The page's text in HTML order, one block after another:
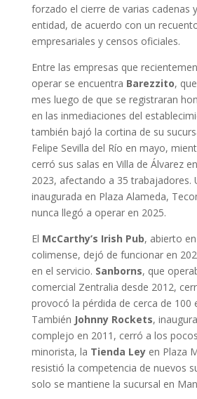
forzado el cierre de varias cadenas
entidad, de acuerdo con un
empresariales y censos oficiales.
Entre las empresas que
operar se encuentra Barezzito,
mes luego de que se registraran
en las inmediaciones del
también bajó la cortina de su
Felipe Sevilla del Río en mayo,
cerró sus salas en Villa de Álvarez
2023, afectando a 35 trabajadores.
inaugurada en Plaza Alameda,
nunca llegó a operar en 2025.
El McCarthy’s Irish Pub, abierto
colimense, dejó de funcionar en
en el servicio. Sanborns, que
comercial Zentralia desde 2012,
provocó la pérdida de cerca de 100
También Johnny Rockets,
complejo en 2011, cerró a los
minorista, la Tienda Leyen Plaza
resistió la competencia de nuevos
solo se mantiene la sucursal en